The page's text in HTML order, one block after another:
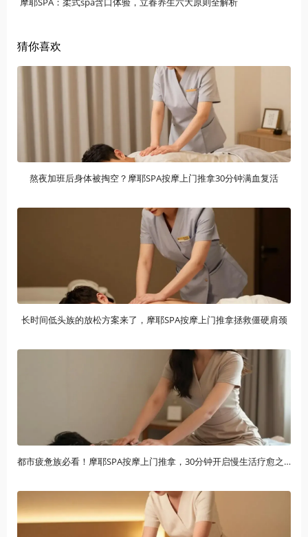
猜你喜欢
熬夜加班后身体被掏空？摩耶SPA按摩上门推拿30分钟满血复活
长时间低头族的放松方案来了，摩耶SPA按摩上门推拿拯救僵硬肩颈
都市疲惫族必看！摩耶SPA按摩上门推拿，30分钟开启慢生活疗愈之旅